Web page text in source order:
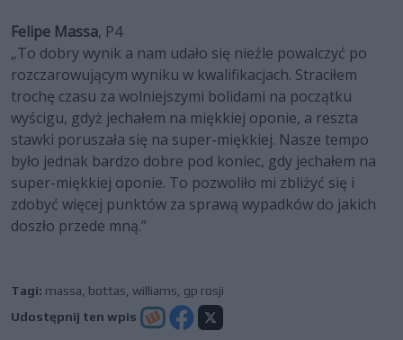
Felipe Massa, P4
„To dobry wynik a nam udało się nieźle powalczyć po
rozczarowującym wyniku w kwalifikacjach. Straciłem
trochę czasu za wolniejszymi bolidami na początku
wyścigu, gdyż jechałem na miękkiej oponie, a reszta
stawki poruszała się na super-miękkiej. Nasze tempo
było jednak bardzo dobre pod koniec, gdy jechałem na
super-miękkiej oponie. To pozwoliło mi zbliżyć się i
zdobyć więcej punktów za sprawą wypadków do jakich
doszło przede mną.”
Tagi: massa, bottas, williams, gp rosji
Udostępnij ten wpis